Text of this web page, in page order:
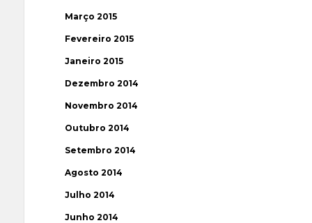
Março 2015
Fevereiro 2015
Janeiro 2015
Dezembro 2014
Novembro 2014
Outubro 2014
Setembro 2014
Agosto 2014
Julho 2014
Junho 2014